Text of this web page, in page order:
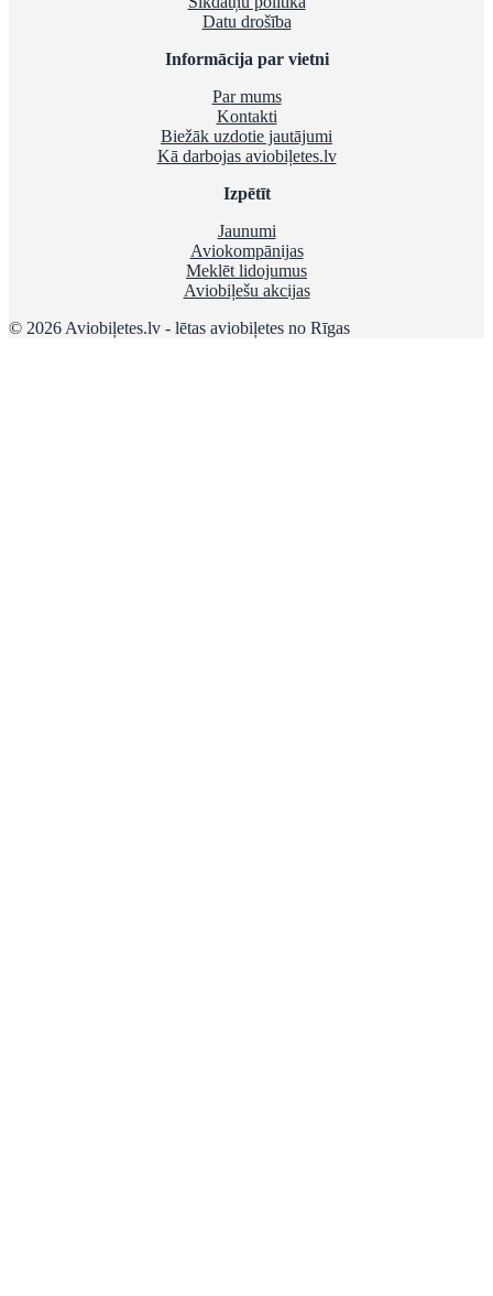
Datu drošība
Informācija par vietni
Par mums
Kontakti
Biežāk uzdotie jautājumi
Kā darbojas aviobiļetes.lv
Izpētīt
Jaunumi
Aviokompānijas
Meklēt lidojumus
Aviobiļešu akcijas
© 2026 Aviobiļetes.lv - lētas aviobiļetes no Rīgas